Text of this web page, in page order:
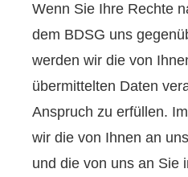
Wenn Sie Ihre Rechte
dem BDSG uns
werden wir die von
übermittelten Daten
Anspruch zu erfüllen.
wir die von Ihnen an
und die von uns an Sie